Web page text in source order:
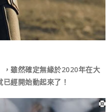
，雖然確定無緣於2020年在大
經開始動起來了！